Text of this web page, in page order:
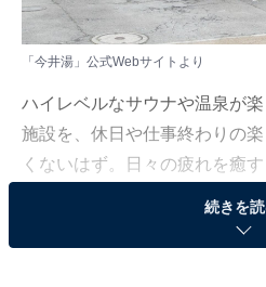
「今井湯」公式Webサイトより
ハイレベルなサウナや温泉が
施設を、休日や仕事終わりの
くないはず。日々の疲れを癒
物にも代えがたい時間ですよ
人気をほこる施設も多く、ど
続きを